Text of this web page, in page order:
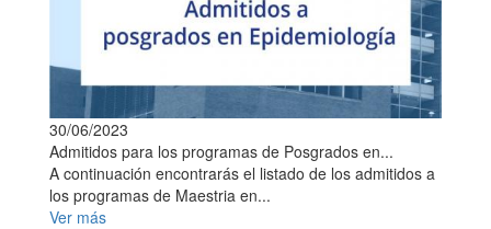
30/06/2023
Admitidos para los programas de Posgrados en...
A continuación encontrarás el listado de los admitidos a
los programas de Maestria en...
Ver más